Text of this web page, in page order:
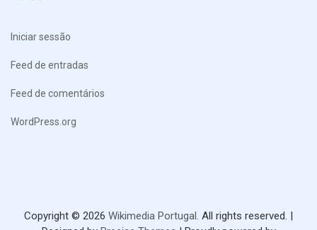
Iniciar sessão
Feed de entradas
Feed de comentários
WordPress.org
Copyright © 2026 Wikimedia Portugal. All rights reserved. |